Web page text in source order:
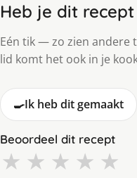
Heb je dit
Eén tik — zo zien andere
lid komt het ook in je
🍳Ik heb dit gemaakt
Beoordeel dit recept
★ ★ ★ ★ ★